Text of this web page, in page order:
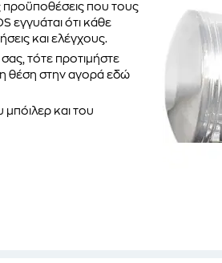
προϋποθέσεις που τους
εγγυάται ότι κάθε
και ελέγχους.
τότε προτιμήστε
θέση στην αγορά εδώ
και του